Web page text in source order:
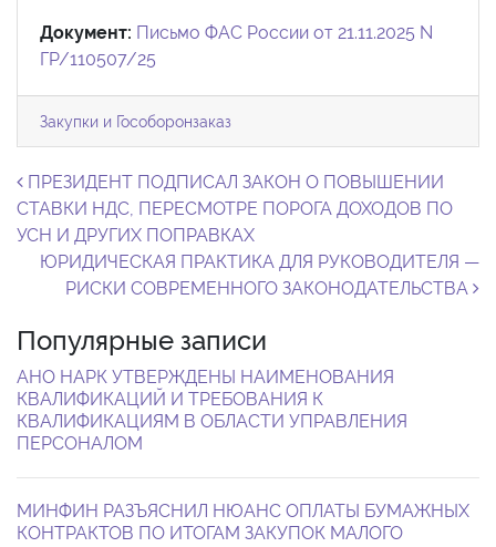
Документ: Письмо ФАС России от 21.11.2025 N
ГР/110507/25
Закупки и Гособоронзаказ
Навигация по записям
ПРЕЗИДЕНТ ПОДПИСАЛ ЗАКОН О ПОВЫШЕНИИ
СТАВКИ НДС, ПЕРЕСМОТРЕ ПОРОГА ДОХОДОВ ПО
УСН И ДРУГИХ ПОПРАВКАХ
ЮРИДИЧЕСКАЯ ПРАКТИКА ДЛЯ РУКОВОДИТЕЛЯ —
РИСКИ СОВРЕМЕННОГО ЗАКОНОДАТЕЛЬСТВА
Популярные записи
АНО НАРК УТВЕРЖДЕНЫ НАИМЕНОВАНИЯ
КВАЛИФИКАЦИЙ И ТРЕБОВАНИЯ К
КВАЛИФИКАЦИЯМ В ОБЛАСТИ УПРАВЛЕНИЯ
ПЕРСОНАЛОМ
МИНФИН РАЗЪЯСНИЛ НЮАНС ОПЛАТЫ БУМАЖНЫХ
КОНТРАКТОВ ПО ИТОГАМ ЗАКУПОК МАЛОГО